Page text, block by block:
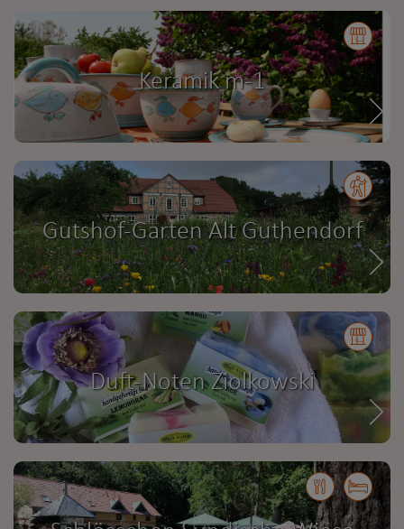
Keramik m-1
Gutshof-Garten Alt Guthendorf
Duft-Noten Ziolkowski